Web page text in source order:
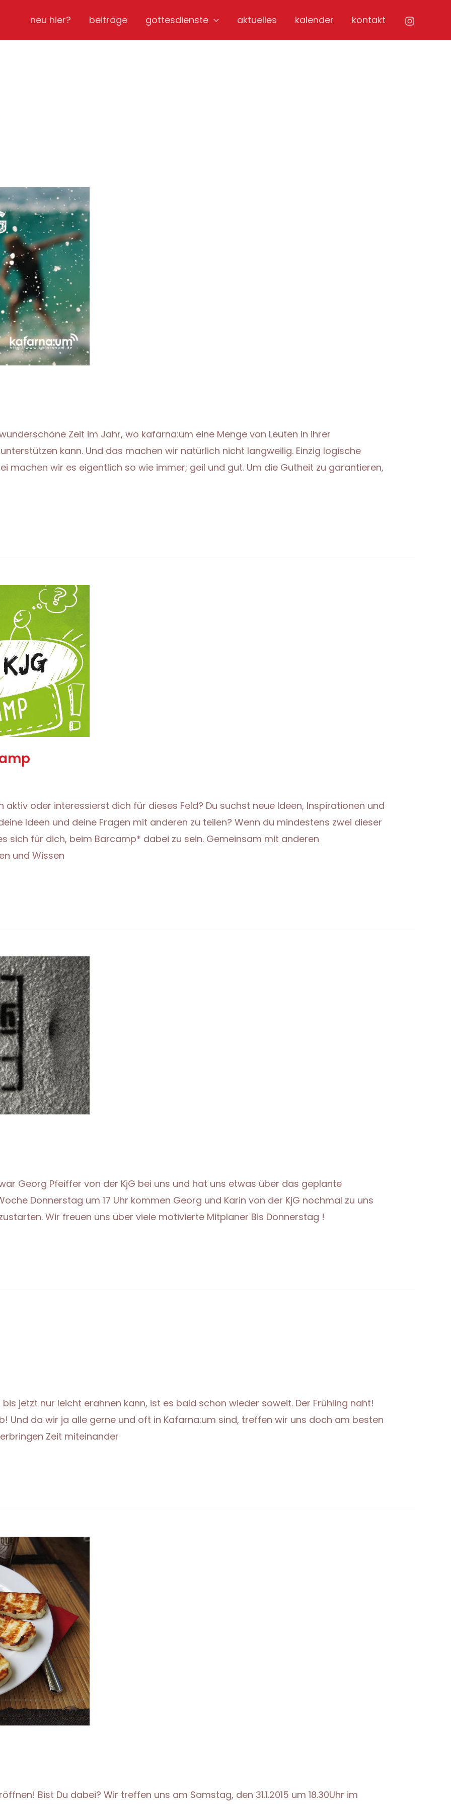
neu hier? beiträge gottesdienste aktuelles kalender kontakt
Zeit im Jahr, wo kafarna:um eine Menge von Leuten in ihrer
kann. Und das machen wir natürlich nicht langweilig. Einzig logische
machen wir es eigentlich so wie immer; geil und gut. Um die Gutheit zu garantieren,
oder interessierst dich für dieses Feld? Du suchst neue Ideen, Inspirationen und
Ideen und deine Fragen mit anderen zu teilen? Wenn du mindestens zwei dieser
sich für dich, beim Barcamp* dabei zu sein. Gemeinsam mit anderen
und Wissen
Georg Pfeiffer von der KjG bei uns und hat uns etwas über das geplante
Donnerstag um 17 Uhr kommen Georg und Karin von der KjG nochmal zu uns
Wir freuen uns über viele motivierte Mitplaner Bis Donnerstag !
jetzt nur leicht erahnen kann, ist es bald schon wieder soweit. Der Frühling naht!
Und da wir ja alle gerne und oft in Kafarna:um sind, treffen wir uns doch am besten
Zeit miteinander
Bist Du dabei? Wir treffen uns am Samstag, den 31.1.2015 um 18.30Uhr im